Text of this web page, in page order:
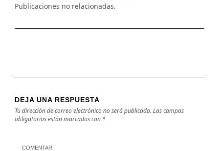
Publicaciones no relacionadas.
DEJA UNA RESPUESTA
Tu dirección de correo electrónico no será publicada. Los campos
obligatorios están marcados con *
COMENTAR